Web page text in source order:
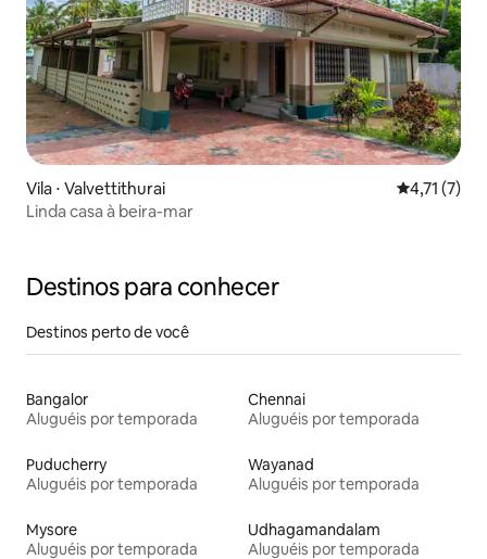
Vila ⋅ Valvettithurai 4,71 de
4,71 (7)
Linda casa à beira-mar
Destinos para conhecer
Destinos perto de você
Bangalor
Aluguéis por temporada
Chennai
Aluguéis por temporada
Puducherry
Aluguéis por temporada
Wayanad
Aluguéis por temporada
Mysore
Aluguéis por temporada
Udhagamandalam
Aluguéis por temporada